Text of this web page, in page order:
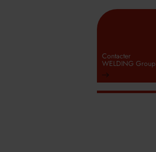
Contacter
WELDING Group